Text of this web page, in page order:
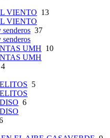
VIENTO 13
VIENTO
senderos 37
senderos
UMH 10
UMH
4
5
6